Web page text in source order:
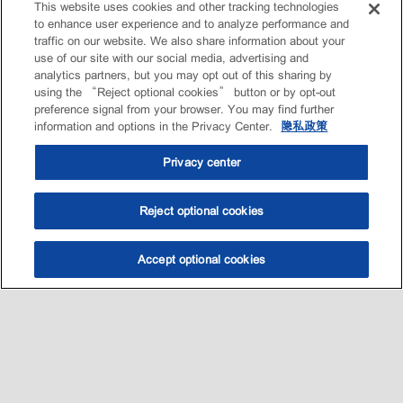
选油助手 查找门店
This website uses cookies and other tracking technologies
to enhance user experience and to analyze performance and
traffic on our website. We also share information about your
use of our site with our social media, advertising and
analytics partners, but you may opt out of this sharing by
using the “Reject optional cookies” button or by opt-out
preference signal from your browser. You may find further
information and options in the Privacy Center.
隐私政策
Privacy center
Reject optional cookies
Accept optional cookies